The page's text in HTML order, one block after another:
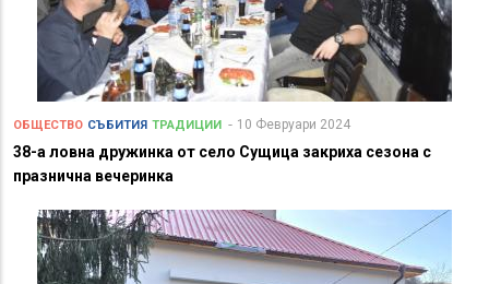
ОБЩЕСТВО СЪБИТИЯ ТРАДИЦИИ 10 Февруари 2024
38-а ловна дружинка от село Сущица закриха сезона с
празнична вечеринка